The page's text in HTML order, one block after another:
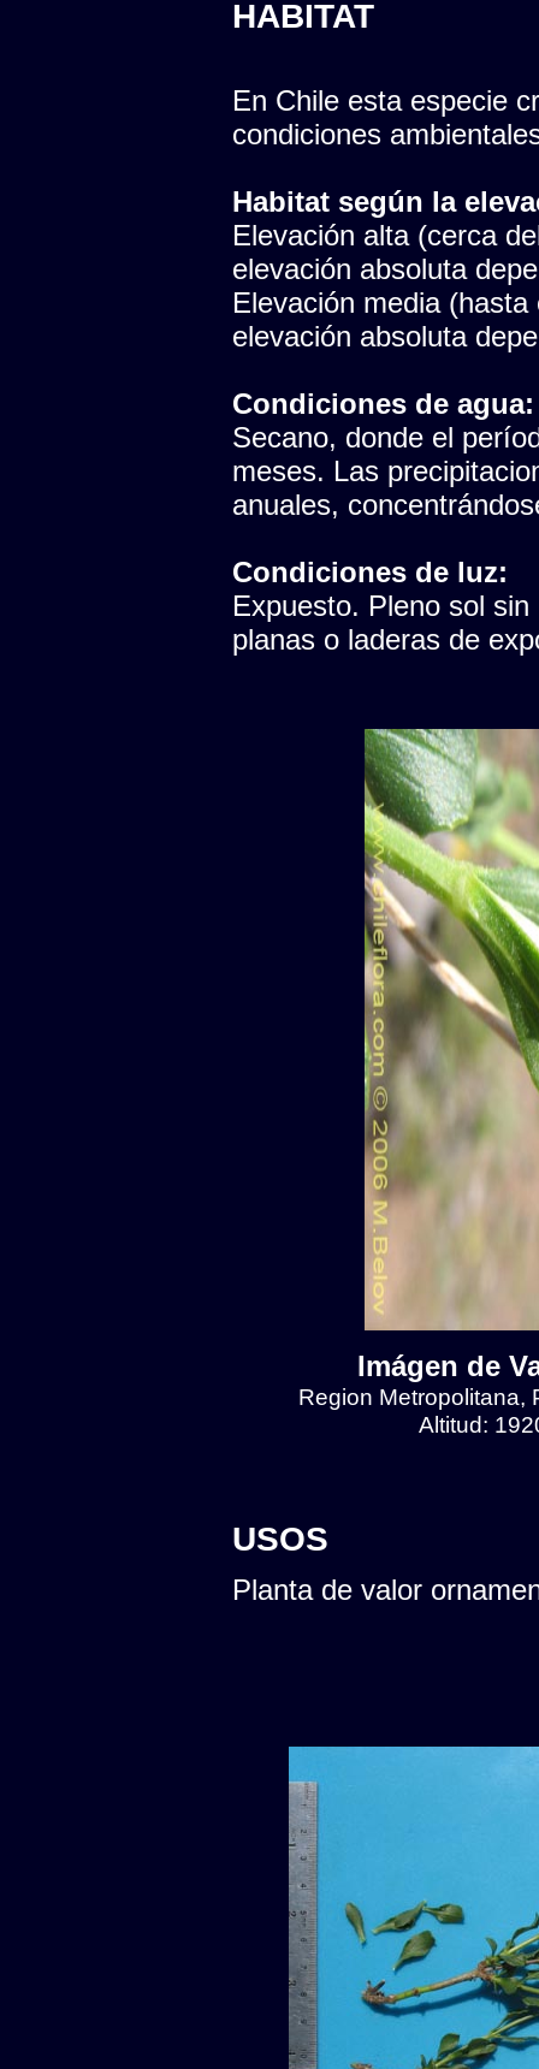
HABITAT
En Chile esta especie
condiciones
Habitat según la
Elevación alta (cerca
elevación absoluta
Elevación media
elevación absoluta
Condiciones de agua:
Secano, donde el
meses. Las
anuales,
Condiciones de luz:
Expuesto. Pleno sol
planas o laderas de
Imágen de
Region Metropolitana,
Altitud:
USOS
Planta de valor